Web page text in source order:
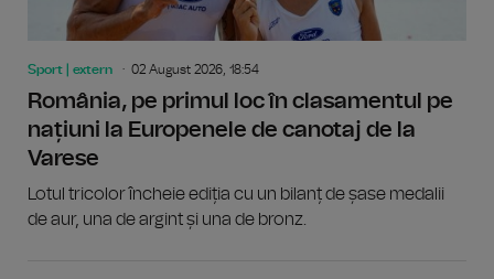
Sport | extern 02 August 2026, 18:54
România, pe primul loc în clasamentul pe
națiuni la Europenele de canotaj de la
Varese
Lotul tricolor încheie ediția cu un bilanț de șase medalii
de aur, una de argint și una de bronz.